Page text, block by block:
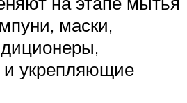
маски,
укрепляющие